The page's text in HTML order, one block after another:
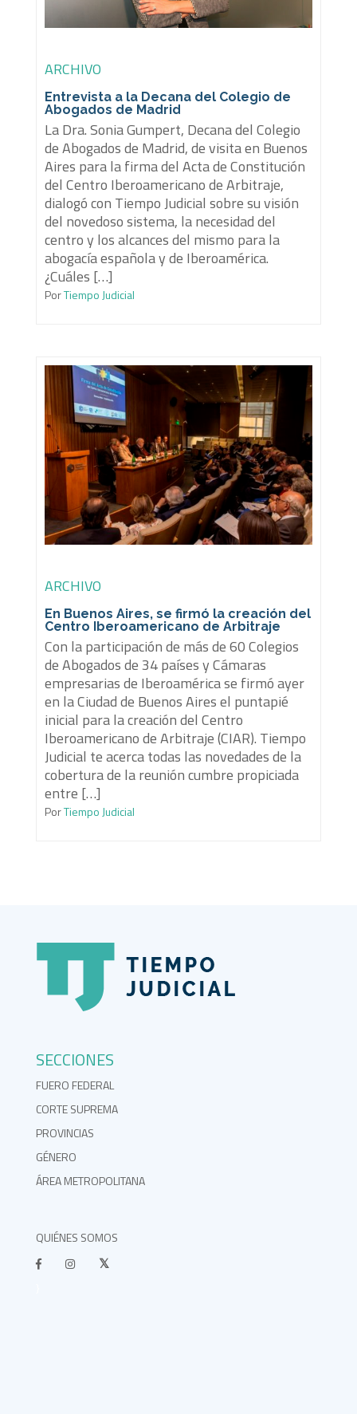
ARCHIVO
Entrevista a la Decana del Colegio de
Abogados de Madrid
La Dra. Sonia Gumpert, Decana del Colegio
de Abogados de Madrid, de visita en Buenos
Aires para la firma del Acta de Constitución
del Centro Iberoamericano de Arbitraje,
dialogó con Tiempo Judicial sobre su visión
del novedoso sistema, la necesidad del
centro y los alcances del mismo para la
abogacía española y de Iberoamérica.
¿Cuáles […]
PorTiempo Judicial
ARCHIVO
En Buenos Aires, se firmó la creación del
Centro Iberoamericano de Arbitraje
Con la participación de más de 60 Colegios
de Abogados de 34 países y Cámaras
empresarias de Iberoamérica se firmó ayer
en la Ciudad de Buenos Aires el puntapié
inicial para la creación del Centro
Iberoamericano de Arbitraje (CIAR). Tiempo
Judicial te acerca todas las novedades de la
cobertura de la reunión cumbre propiciada
entre […]
PorTiempo Judicial
SECCIONES
FUERO FEDERAL
CORTE SUPREMA
PROVINCIAS
GÉNERO
ÁREA METROPOLITANA
QUIÉNES SOMOS